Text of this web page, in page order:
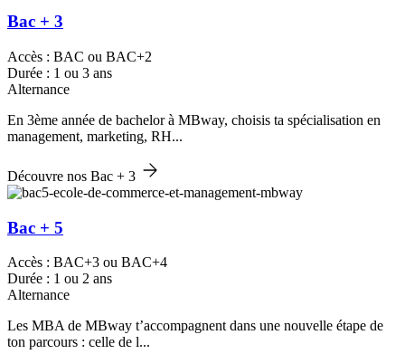
Bac + 3
Accès : BAC ou BAC+2
Durée : 1 ou 3 ans
Alternance
En 3ème année de bachelor à MBway, choisis ta spécialisation en
management, marketing, RH...
Découvre nos Bac + 3
Bac + 5
Accès : BAC+3 ou BAC+4
Durée : 1 ou 2 ans
Alternance
Les MBA de MBway t’accompagnent dans une nouvelle étape de
ton parcours : celle de l...